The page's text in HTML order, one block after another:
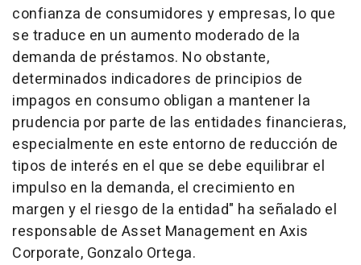
confianza de consumidores y empresas, lo que
se traduce en un aumento moderado de la
demanda de préstamos. No obstante,
determinados indicadores de principios de
impagos en consumo obligan a mantener la
prudencia por parte de las entidades financieras,
especialmente en este entorno de reducción de
tipos de interés en el que se debe equilibrar el
impulso en la demanda, el crecimiento en
margen y el riesgo de la entidad" ha señalado el
responsable de Asset Management en Axis
Corporate, Gonzalo Ortega.